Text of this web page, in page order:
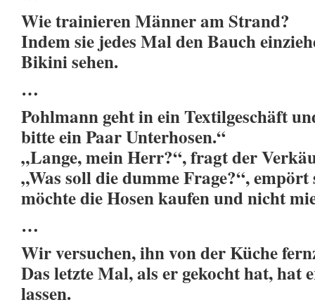
Wie trainieren Männer am Strand?
Indem sie jedes Mal den Bauch
Bikini sehen.
…
Pohlmann geht in ein Textilgeschäft
bitte ein Paar Unterhosen.“
„Lange, mein Herr?“, fragt der
„Was soll die dumme Frage?“,
möchte die Hosen kaufen und nicht
…
Wir versuchen, ihn von der Küche
Das letzte Mal, als er gekocht hat, hat
lassen.